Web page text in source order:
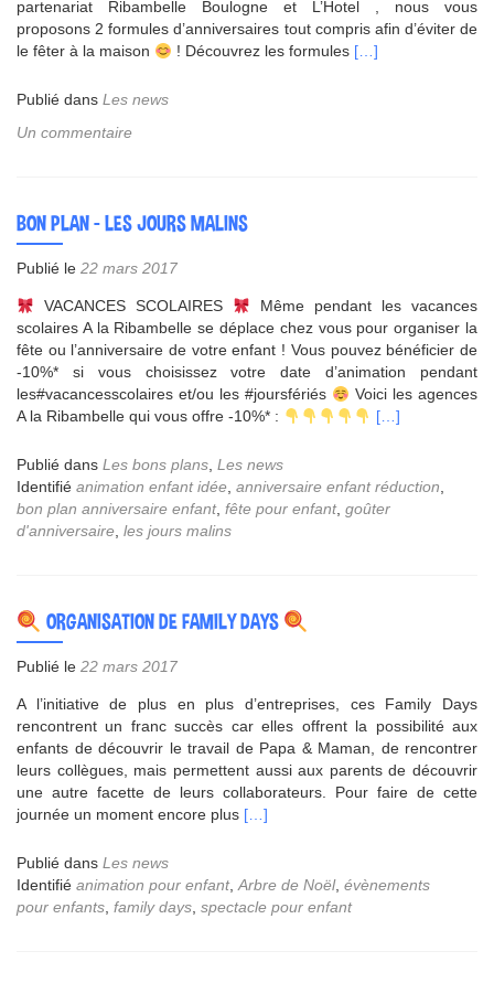
partenariat Ribambelle Boulogne et L’Hotel , nous vous
proposons 2 formules d’anniversaires tout compris afin d’éviter de
le fêter à la maison
! Découvrez les formules En
[…]
Publié dans Les news
Un commentaire
BON PLAN – LES JOURS MALINS
Publié le 22 mars 2017
VACANCES SCOLAIRES
Même pendant les vacances
scolaires A la Ribambelle se déplace chez vous pour organiser la
fête ou l’anniversaire de votre enfant ! Vous pouvez bénéficier de
-10%* si vous choisissez votre date d’animation pendant
les#vacancesscolaires et/ou les #joursfériés
Voici les agences
A la Ribambelle qui vous offre -10%* :
En
surBON
PLAN
[…]
Publié dans Les bons plans, Les news
Identifié animation enfant idée, anniversaire enfant réduction,
bon plan anniversaire enfant, fête pour enfant, goûter
d'anniversaire, les jours malins
ORGANISATION DE FAMILY DAYS
Publié le 22 mars 2017
A l’initiative de plus en plus d’entreprises, ces Family Days
rencontrent un franc succès car elles offrent la possibilité aux
enfants de découvrir le travail de Papa & Maman, de rencontrer
leurs collègues, mais permettent aussi aux parents de découvrir
une autre facette de leurs collaborateurs. Pour faire de cette
journée un moment encore plus En
sur
[…]
Publié dans Les news
Identifié animation pour enfant,Arbre de Noël, évènements
pour enfants, family days, spectacle pour enfant